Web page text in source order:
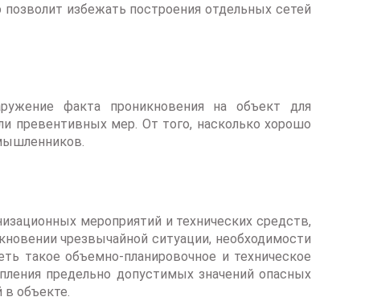
избежать построения отдельных сетей
факта проникновения на объект для
превентивных мер. От того, насколько хорошо
мероприятий и технических средств,
чрезвычайной ситуации, необходимости
такое объемно-планировочное и техническое
предельно допустимых значений опасных
в объекте.